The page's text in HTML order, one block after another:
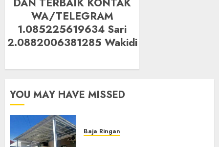
WA/TELEGRAM
1.085225619634 Sari
2.0882006381285 Wakidi
YOU MAY HAVE MISSED
Baja Ringan